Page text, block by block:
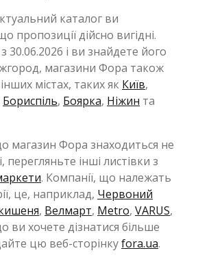
каталог ви
пропозиції дійсно вигідні.
30.06.2026 і ви знайдете його
магазини Фора також
містах, таких як Київ,
Бориспіль, Боярка, Ніжин та
магазин Фора знаходиться не
перегляньте інші листівки з
. Компанії, що належать
це, наприклад, Червоний
, Велмарт, Metro, VARUS,
ви хочете дізнатися більше
цю веб-сторінкуfora.ua.